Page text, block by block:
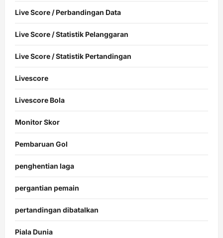
Live Score / Perbandingan Data
Live Score / Statistik Pelanggaran
Live Score / Statistik Pertandingan
Livescore
Livescore Bola
Monitor Skor
Pembaruan Gol
penghentian laga
pergantian pemain
pertandingan dibatalkan
Piala Dunia